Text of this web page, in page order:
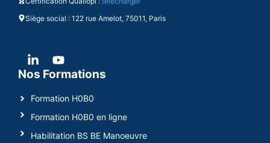
Siège social : 122 rue Amelot, 75011, Paris
Nos Formations
Formation H0B0
Formation H0B0 en ligne
Habilitation BS BE Manoeuvre